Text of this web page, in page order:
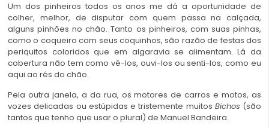
Um dos pinheiros todos os anos me dá a oportunidade de
colher, melhor, de disputar com quem passa na calçada,
alguns pinhões no chão. Tanto os pinheiros, com suas pinhas,
como o coqueiro com seus coquinhos, são razão de festas dos
periquitos coloridos que em algaravia se alimentam. Lá da
cobertura não tem como vê-los, ouvi-los ou senti-los, como eu
aqui ao rés do chão.
Pela outra janela, a da rua, os motores de carros e motos, as
vozes delicadas ou estúpidas e tristemente muitos Bichos (são
tantos que tenho que usar o plural) de Manuel Bandeira.